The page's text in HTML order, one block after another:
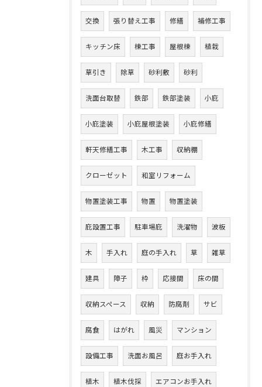
交換 張り替え工事 修繕 補修工事
キッチン床 棟工事 屋根棟 植栽
草引き 除草 砂利敷 砂利
洗面台取替 鉄部 鉄部塗装 小庇
小庇塗装 小庇屋根塗装 小庇修繕
軒天修繕工事 木工事 収納棚
クローゼット 和室リフォーム
物置塗装工事 物置 物置塗装
庇設置工事 駐車場庇 洗濯物 波板
木 手入れ 庭の手入れ 草 雑草
建具 障子 枠 応接間 床の間
収納スペース 収納 防腐剤 サビ
腐食 はがれ 風災 マンション
設備工事 洗面お風呂 庭お手入れ
植木 植木伐採 エアコンお手入れ